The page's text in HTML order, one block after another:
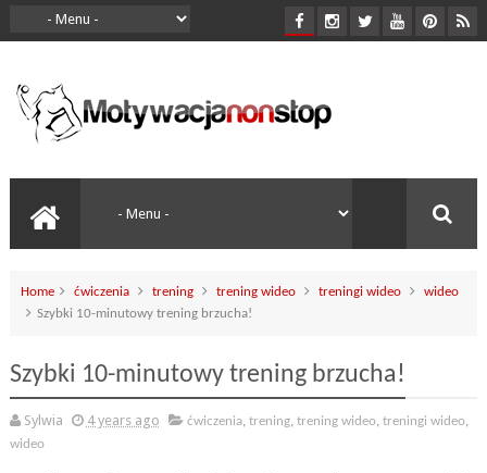
Home ćwiczenia trening trening wideo treningi wideo
wideo
Szybki 10-minutowy trening brzucha!
Szybki 10-minutowy trening brzucha!
Sylwia 4 years ago ćwiczenia, trening, trening wideo, treningi wideo,
wideo